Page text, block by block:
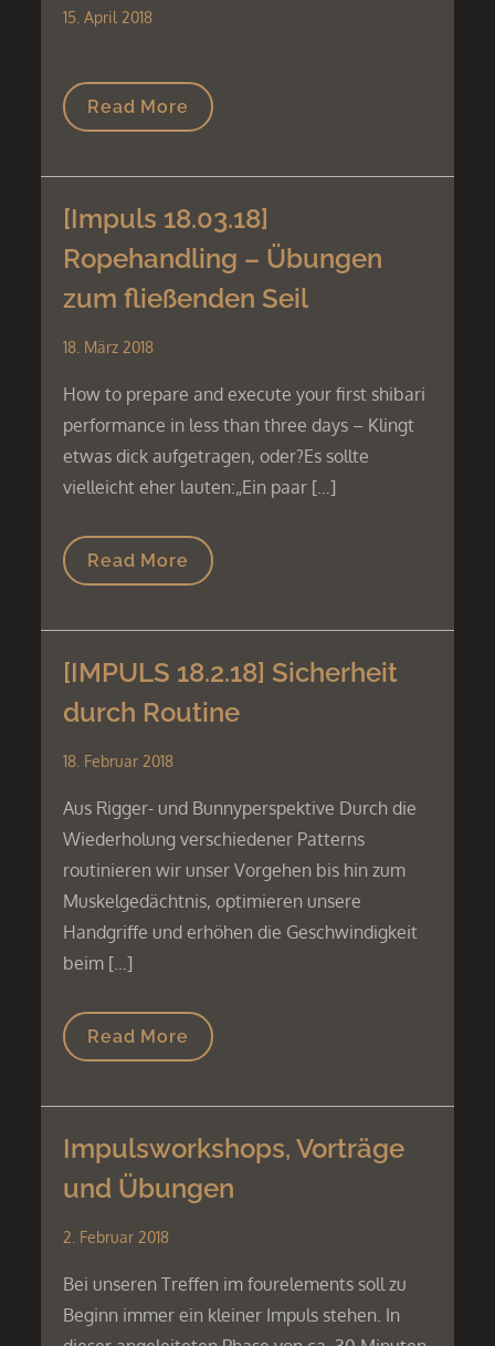
15. April 2018
Read More
[Impuls 18.03.18]
Ropehandling – Übungen
zum fließenden Seil
18. März 2018
How to prepare and execute your first shibari
performance in less than three days – Klingt
etwas dick aufgetragen, oder?Es sollte
vielleicht eher lauten:„Ein paar […]
Read More
[IMPULS 18.2.18] Sicherheit
durch Routine
18. Februar 2018
Aus Rigger- und Bunnyperspektive Durch die
Wiederholung verschiedener Patterns
routinieren wir unser Vorgehen bis hin zum
Muskelgedächtnis, optimieren unsere
Handgriffe und erhöhen die Geschwindigkeit
beim […]
Read More
Impulsworkshops, Vorträge
und Übungen
2. Februar 2018
Bei unseren Treffen im fourelements soll zu
Beginn immer ein kleiner Impuls stehen. In